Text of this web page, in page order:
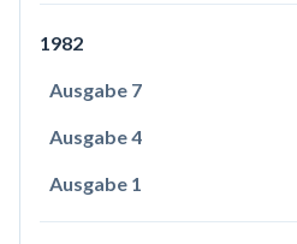
1982
Ausgabe 7
Ausgabe 4
Ausgabe 1